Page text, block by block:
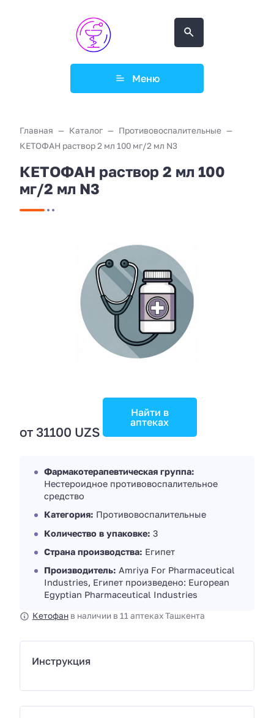
Меню
Главная Каталог
Противовоспалительные
КЕТОФАН раствор 2 мл 100 мг/2 мл N3
КЕТОФАН раствор 2 мл 100
мг/2 мл N3
от 31100 UZS
Найти в
аптеках
Фармакотерапевтическая группа:
Нестероидное противовоспалительное
средство
Категория: Противовоспалительные
Количество в упаковке: 3
Страна производства: Египет
Производитель: Amriya For Pharmaceutical
Industries, Египет произведено: European
Egyptian Pharmaceutical Industries
Кетофанв наличии в 11 аптеках Ташкента
Инструкция